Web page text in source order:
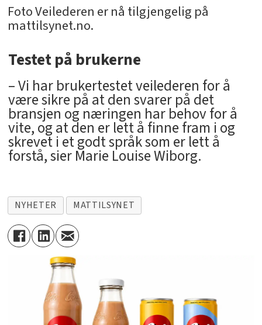
Foto Veilederen er nå tilgjengelig på
mattilsynet.no.
Testet på brukerne
– Vi har brukertestet veilederen for å
være sikre på at den svarer på det
bransjen og næringen har behov for å
vite, og at den er lett å finne fram i og
skrevet i et godt språk som er lett å
forstå, sier Marie Louise Wiborg.
NYHETER MATTILSYNET